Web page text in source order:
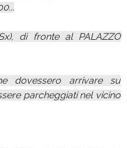
di fronte al PALAZZO
dovessero arrivare su
parcheggiati nel vicino